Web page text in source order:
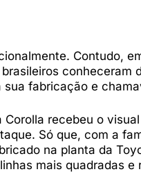
Contudo,
conheceram
fabricação e
recebeu o
Só que, com a
na planta da
mais quadradas